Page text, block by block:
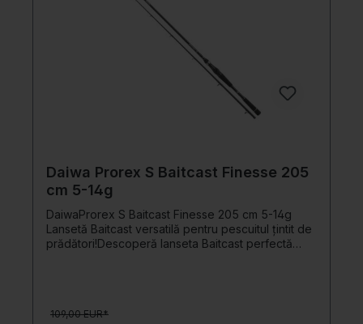
Daiwa Prorex S Baitcast Finesse 205
cm 5-14g
DaiwaProrex S Baitcast Finesse 205 cm 5-14g
Lansetă Baitcast versatilă pentru pescuitul țintit de
prădători!Descoperă lanseta Baitcast perfectă
HMC+, lanseta este ușoară, robustă și reactivă. Cu
109,00 EUR*